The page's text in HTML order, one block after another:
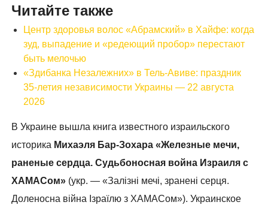
Читайте также
Центр здоровья волос «Абрaмский» в Хайфе: когда
зуд, выпадение и «редеющий пробор» перестают
быть мелочью
«Здибанка Незалежних» в Тель-Авиве: праздник
35-летия независимости Украины — 22 августа
2026
В Украине вышла книга известного израильского
историка Михаэля Бар-Зохара «Железные мечи,
раненые сердца. Судьбоносная война Израиля с
ХАМАСом» (укр. — «Залізні мечі, зранені серця.
Доленосна війна Ізраїлю з ХАМАСом»). Украинское